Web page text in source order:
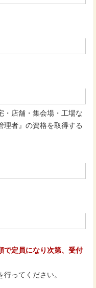
・店舗・集会場・工場な
理者』の資格を取得する
で定員になり次第、受付
ってください。